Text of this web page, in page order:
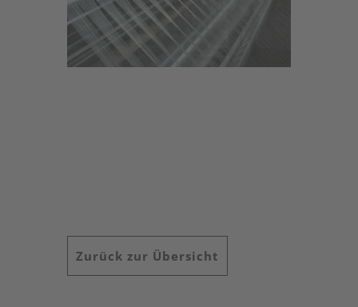
Zurück zur Übersicht